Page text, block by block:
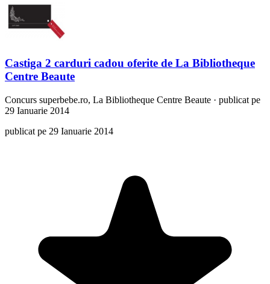
Castiga 2 carduri cadou oferite de La Bibliotheque
Centre Beaute
Concurs superbebe.ro, La Bibliotheque Centre Beaute · publicat pe
29 Ianuarie 2014
publicat pe 29 Ianuarie 2014